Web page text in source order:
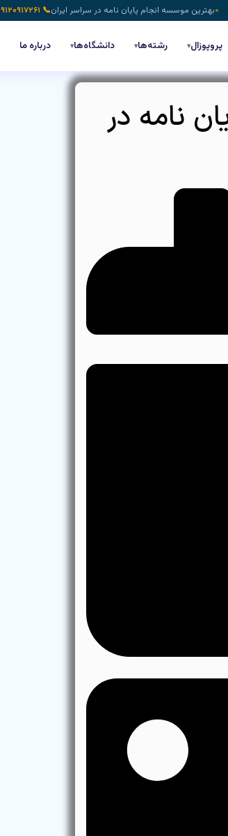
بهترین موسسه انجام پایان نامه در سراسر ایران📞 ۰۹۱۲۰۹۱۷۲۶۱
پروپوزال▾ رشته‌ها▾ دانشگاه‌ها▾ درباره ما
نامه در